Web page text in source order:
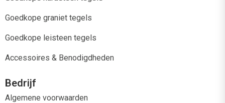
Goedkope graniet tegels
Goedkope leisteen tegels
Accessoires & Benodigdheden
Bedrijf
Algemene voorwaarden